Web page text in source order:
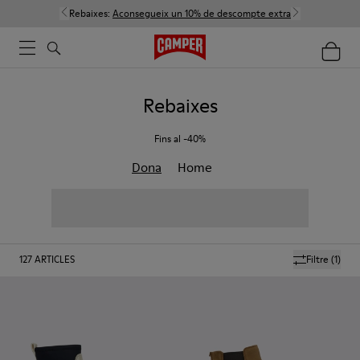
Rebaixes: Aconsegueix un 10% de descompte extra
Rebaixes
Fins al -40%
Dona Home
Filtre (1)
127ARTICLES